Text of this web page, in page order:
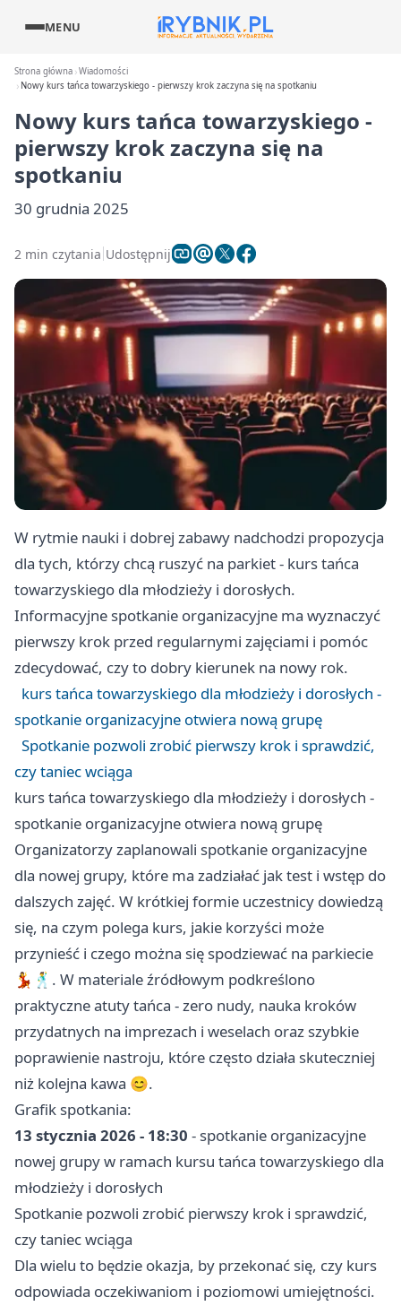
MENU
Strona główna Wiadomości
Nowy kurs tańca towarzyskiego - pierwszy krok zaczyna się na spotkaniu
Nowy kurs tańca towarzyskiego -
pierwszy krok zaczyna się na
spotkaniu
30 grudnia 2025
2 min czytania Udostępnij
W rytmie nauki i dobrej zabawy nadchodzi propozycja
dla tych, którzy chcą ruszyć na parkiet - kurs tańca
towarzyskiego dla młodzieży i dorosłych.
Informacyjne spotkanie organizacyjne ma wyznaczyć
pierwszy krok przed regularnymi zajęciami i pomóc
zdecydować, czy to dobry kierunek na nowy rok.
kurs tańca towarzyskiego dla młodzieży i dorosłych -
spotkanie organizacyjne otwiera nową grupę
Spotkanie pozwoli zrobić pierwszy krok i sprawdzić,
czy taniec wciąga
kurs tańca towarzyskiego dla młodzieży i dorosłych -
spotkanie organizacyjne otwiera nową grupę
Organizatorzy zaplanowali spotkanie organizacyjne
dla nowej grupy, które ma zadziałać jak test i wstęp do
dalszych zajęć. W krótkiej formie uczestnicy dowiedzą
się, na czym polega kurs, jakie korzyści może
przynieść i czego można się spodziewać na parkiecie
💃🕺. W materiale źródłowym podkreślono
praktyczne atuty tańca - zero nudy, nauka kroków
przydatnych na imprezach i weselach oraz szybkie
poprawienie nastroju, które często działa skuteczniej
niż kolejna kawa 😊.
Grafik spotkania:
13 stycznia 2026 - 18:30 - spotkanie organizacyjne
nowej grupy w ramach kursu tańca towarzyskiego dla
młodzieży i dorosłych
Spotkanie pozwoli zrobić pierwszy krok i sprawdzić,
czy taniec wciąga
Dla wielu to będzie okazja, by przekonać się, czy kurs
odpowiada oczekiwaniom i poziomowi umiejętności.